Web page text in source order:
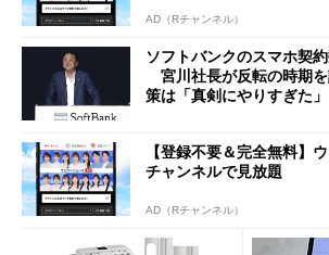
AD（Rチャンネル）
ソフトバンクのスマホ契
宮川社長が反転の時期
策は「真剣にやりすぎた」
【登録不要＆完全無料】
チャンネルで見放題
AD（Rチャンネル）